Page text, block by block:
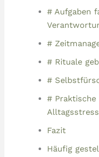
# Aufgaben
#
# Rituale
#
#
Alltagsstress
Fazit
Häufig